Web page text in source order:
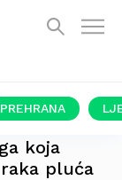
PREHRANA
koja
pluća